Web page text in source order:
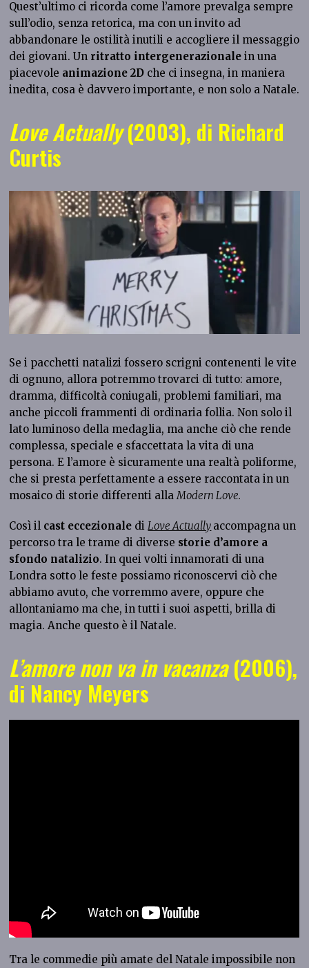
Quest’ultimo ci ricorda come l’amore prevalga sempre
sull’odio, senza retorica, ma con un invito ad
abbandonare le ostilità inutili e accogliere il messaggio
dei giovani. Un ritratto intergenerazionale in una
piacevole animazione 2D che ci insegna, in maniera
inedita, cosa è davvero importante, e non solo a Natale.
Love Actually(2003), di Richard
Curtis
Se i pacchetti natalizi fossero scrigni contenenti le vite
di ognuno, allora potremmo trovarci di tutto: amore,
dramma, difficoltà coniugali, problemi familiari, ma
anche piccoli frammenti di ordinaria follia. Non solo il
lato luminoso della medaglia, ma anche ciò che rende
complessa, speciale e sfaccettata la vita di una
persona. E l’amore è sicuramente una realtà poliforme,
che si presta perfettamente a essere raccontata in un
mosaico di storie differenti allaModern Love.
Così il cast eccezionale diLove Actually accompagna un
percorso tra le trame di diverse storie d’amore a
sfondo natalizio. In quei volti innamorati di una
Londra sotto le feste possiamo riconoscervi ciò che
abbiamo avuto, che vorremmo avere, oppure che
allontaniamo ma che, in tutti i suoi aspetti, brilla di
magia. Anche questo è il Natale.
L’amore non va in vacanza(2006),
di Nancy Meyers
Tra le commedie più amate del Natale impossibile non